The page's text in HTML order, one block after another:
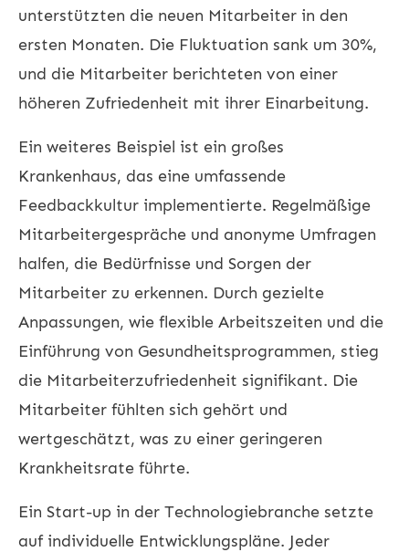
unterstützten die neuen Mitarbeiter in den
ersten Monaten. Die Fluktuation sank um 30%,
und die Mitarbeiter berichteten von einer
höheren Zufriedenheit mit ihrer Einarbeitung.
Ein weiteres Beispiel ist ein großes
Krankenhaus, das eine umfassende
Feedbackkultur implementierte. Regelmäßige
Mitarbeitergespräche und anonyme Umfragen
halfen, die Bedürfnisse und Sorgen der
Mitarbeiter zu erkennen. Durch gezielte
Anpassungen, wie flexible Arbeitszeiten und die
Einführung von Gesundheitsprogrammen, stieg
die Mitarbeiterzufriedenheit signifikant. Die
Mitarbeiter fühlten sich gehört und
wertgeschätzt, was zu einer geringeren
Krankheitsrate führte.
Ein Start-up in der Technologiebranche setzte
auf individuelle Entwicklungspläne. Jeder